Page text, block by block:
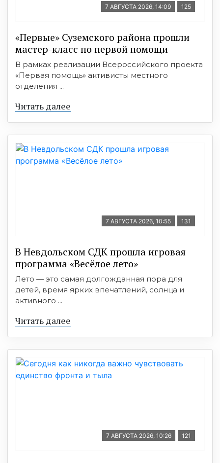
7 АВГУСТА 2026, 14:09 125
«Первые» Суземского района прошли
мастер-класс по первой помощи
В рамках реализации Всероссийского проекта
«Первая помощь» активисты местного
отделения ...
Читать далее
7 АВГУСТА 2026, 10:55 131
В Невдольском СДК прошла игровая
программа «Весёлое лето»
Лето — это самая долгожданная пора для
детей, время ярких впечатлений, солнца и
активного ...
Читать далее
7 АВГУСТА 2026, 10:26 121